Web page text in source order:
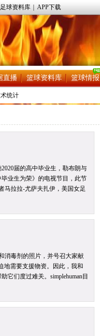
足球资料库 APP下载
直播 篮球资料库 篮球情报
统计
届的高中毕业生，勒布朗与
业生为荣》的电视节目，此节
马拉拉-尤萨夫扎伊，美国女足
消毒剂的照片，并号召大家献
地需要支援物资。因此，我和
它们度过难关。simplehuman目